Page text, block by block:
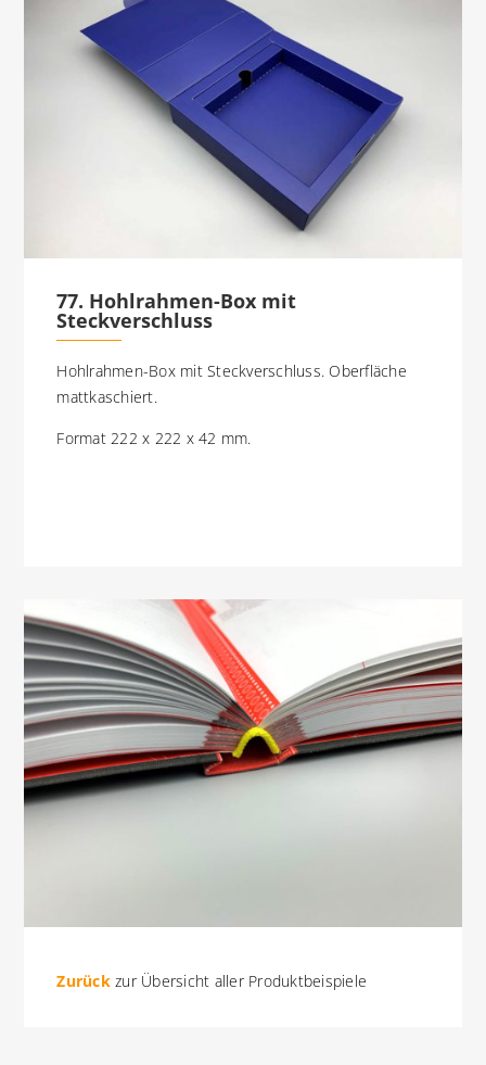
77. Hohlrahmen-Box mit
Steckverschluss
Hohlrahmen-Box mit Steckverschluss. Oberfläche
mattkaschiert.
Format 222 x 222 x 42 mm.
Zurückzur Übersicht aller Produktbeispiele